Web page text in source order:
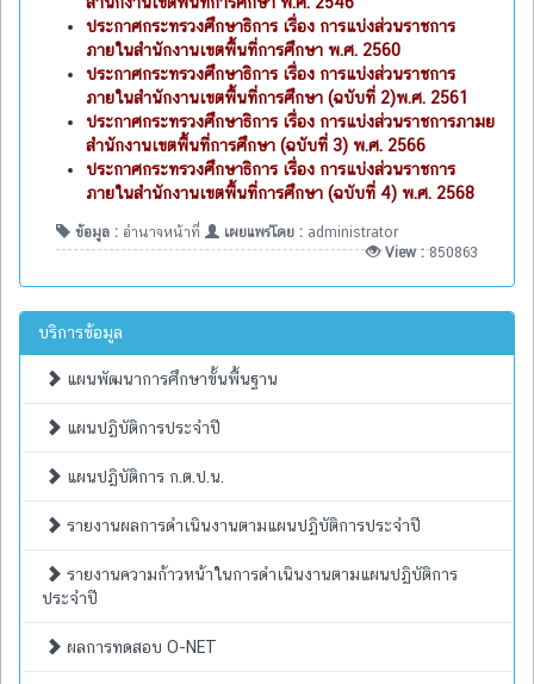
ประกาศกระทรวงศึกษาธิการ เรื่อง การแบ่งส่วนราชการ
ภายในสำนักงานเขตพื้นที่การศึกษา พ.ศ. 2560
ประกาศกระทรวงศึกษาธิการ เรื่อง การแบ่งส่วนราชการ
ภายในสำนักงานเขตพื้นที่การศึกษา (ฉบับที่ 2)พ.ศ. 2561
ประกาศกระทรวงศึกษาธิการ เรื่อง การแบ่งส่วนราชการภามย
สำนักงานเขตพื้นที่การศึกษา (ฉบับที่ 3) พ.ศ. 2566
ประกาศกระทรวงศึกษาธิการ เรื่อง การแบ่งส่วนราชการ
ภายในสำนักงานเขตพื้นที่การศึกษา (ฉบับที่ 4) พ.ศ. 2568
ข้อมูล : อำนาจหน้าที่ เผยแพร่โดย : administrator
View :850863
บริการข้อมูล
แผนพัฒนาการศึกษาขั้นพื้นฐาน
แผนปฏิบัติการประจำปี
แผนปฏิบัติการ ก.ต.ป.น.
รายงานผลการดำเนินงานตามแผนปฏิบัติการประจำปี
รายงานความก้าวหน้าในการดำเนินงานตามแผนปฏิบัติการ
ประจำปี
ผลการทดสอบ O-NET